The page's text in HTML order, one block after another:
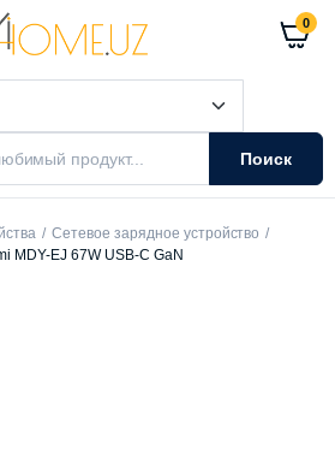
0
Поиск
Сетевое зарядное устройство
MDY-EJ 67W USB-C GaN